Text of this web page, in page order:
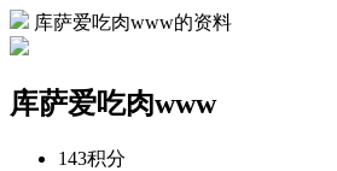
库萨爱吃肉www的资料
库萨爱吃肉www
143积分